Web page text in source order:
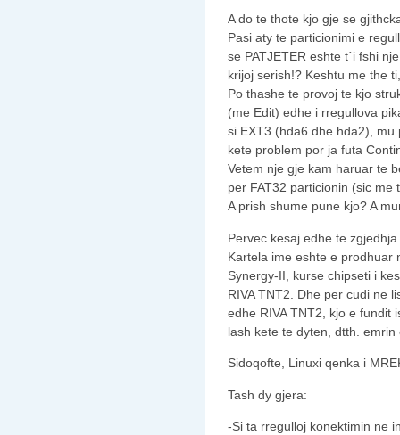
A do te thote kjo gje se
Pasi aty te particionimi e
se PATJETER eshte t´i fshi
krijoj serish!? Keshtu me the
Po thashe te provoj te kjo
(me Edit) edhe i rregullova
si EXT3 (hda6 dhe hda2),
kete problem por ja futa
Vetem nje gje kam haruar te
per FAT32 particionin (sic
A prish shume pune kjo? A
Pervec kesaj edhe te
Kartela ime eshte e prodhuar
Synergy-II, kurse chipseti i
RIVA TNT2. Dhe per cudi ne
edhe RIVA TNT2, kjo e fundit
lash kete te dyten, dtth.
Sidoqofte, Linuxi qenka i
Tash dy gjera:
-Si ta rregulloj konektimin ne